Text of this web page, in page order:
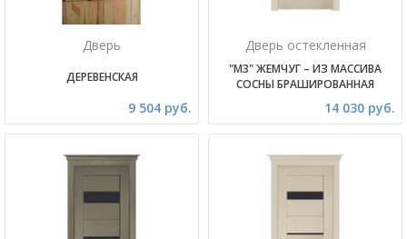
Дверь
ДЕРЕВЕНСКАЯ
9 504 руб.
Дверь остекленная
"М3" ЖЕМЧУГ – ИЗ МАССИВА
СОСНЫ БРАШИРОВАННАЯ
14 030 руб.